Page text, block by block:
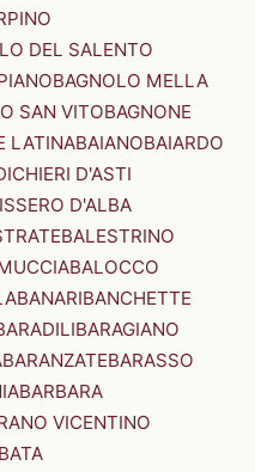
DEL SALENTO
BAGNOLO MELLA
SAN VITOBAGNONE
LATINABAIANOBAIARDO
D'ASTI
D'ALBA
BALESTRINO
BALOCCO
BANARIBANCHETTE
BARAGIANO
BARANZATEBARASSO
BARBARA
VICENTINO